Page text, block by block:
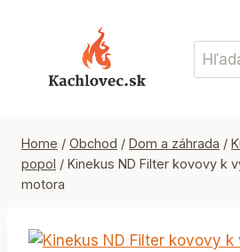
Hľadať:
Home / Obchod / Dom a záhrada /
popol / Kinekus ND Filter kovovy k
motora